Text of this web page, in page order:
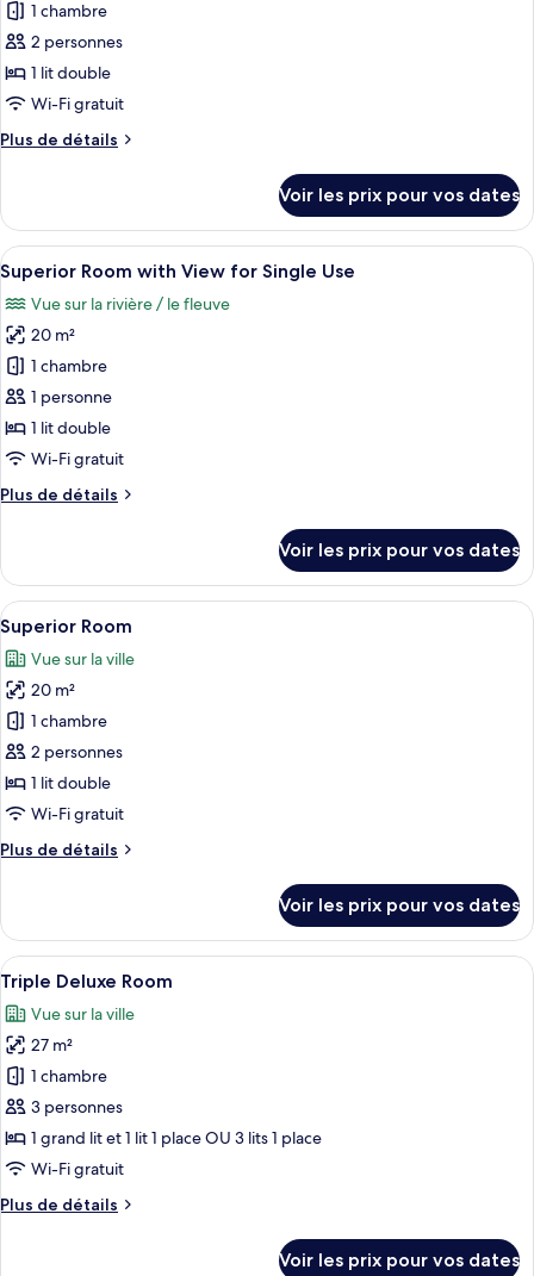
with
View
pour
ce
type
de
chambre :
Superior
View
1 chambre
2 personnes
1 lit double
Wi-Fi gratuit
Plus de détails
Plus
le
type
de
chambre
Superior
Room
with
View
Voir les prix pour vos dates
Afficher
toutes
les
photos
pour
ce
type
de
chambre :
Superior
View
for
Single
Use
Une chambre d’hôtel moderne
8
Superior Room with View for Single Use
Vue sur la rivière / le fleuve
20 m²
1 chambre
1 personne
1 lit double
Wi-Fi gratuit
Plus de détails
Plus
le
type
de
chambre
Superior
Room
with
View
for
Single
Use
Voir les prix pour vos dates
Afficher
toutes
les
photos
pour
ce
type
de
chambre :
Superior
Une chambre d’hôtel avec un lit,
7
Superior Room
Vue sur la ville
20 m²
1 chambre
2 personnes
1 lit double
Wi-Fi gratuit
Plus de détails
Plus
le
type
de
chambre
Superior
Room
Voir les prix pour vos dates
Afficher
toutes
les
photos
pour
ce
type
de
chambre :
Triple
Une chambre d’hôtel moderne,
5
Triple Deluxe Room
Vue sur la ville
27 m²
1 chambre
3 personnes
1 grand lit et 1 lit 1 place OU 3 lits 1 place
Wi-Fi gratuit
Plus de détails
Plus
Voir les prix pour vos dates